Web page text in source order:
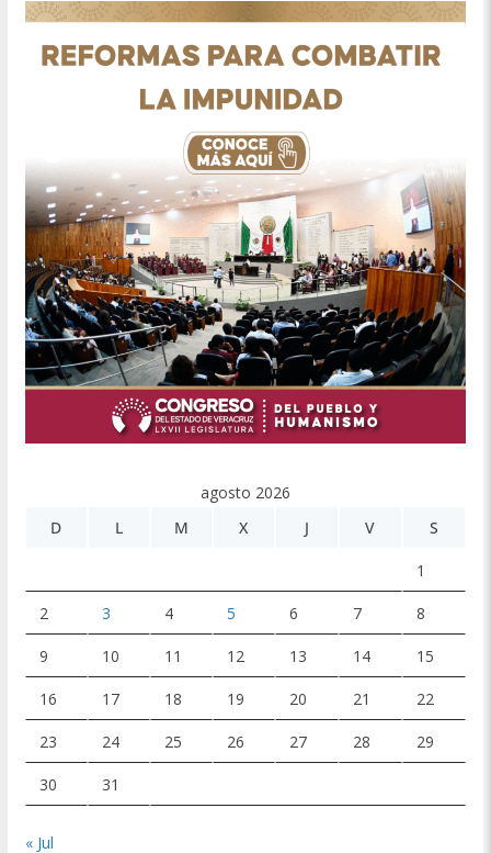
agosto 2026
D
L M X J V S
1
2 3 4 5 6 7 8
9 10 11 12 13 14 15
16 17 18 19 20 21 22
23 24 25 26 27 28 29
30 31
« Jul